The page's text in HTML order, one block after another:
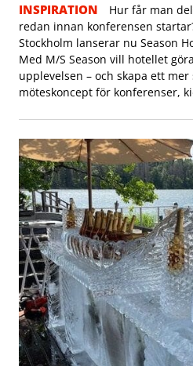
INSPIRATION
Hur får man
redan innan konferensen
Stockholm lanserar nu Season
Med M/S Season vill hotellet
upplevelsen – och skapa ett
möteskoncept för konferenser,